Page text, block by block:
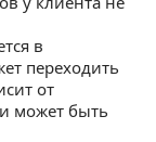
в
переходить
от
может быть